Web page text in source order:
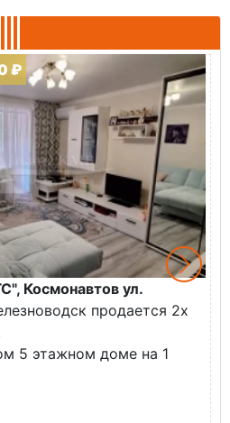
₽
Космонавтов ул.
продается 2х
5 этажном доме на 1